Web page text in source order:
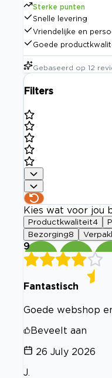
Sterke punten
Snelle levering
Vriendelijke en
Goede
Gebaseerd op 12
Filters
Kies wat voor jou
Productkwaliteit4
Bezorging8
9
Fantastisch
Goede webshop
Beveelt aan
26 July 2026
J.